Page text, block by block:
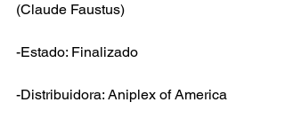
(Claude Faustus)
-Estado: Finalizado
-Distribuidora: Aniplex of America